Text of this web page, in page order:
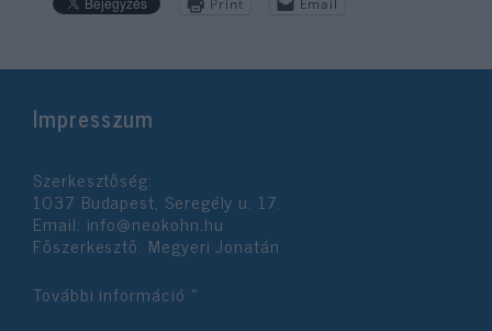
Print Email
Impresszum
Szerkesztőség:
1037 Budapest, Seregély u. 17.
Email: info@neokohn.hu
Főszerkesztő: Megyeri Jonatán
További információ »